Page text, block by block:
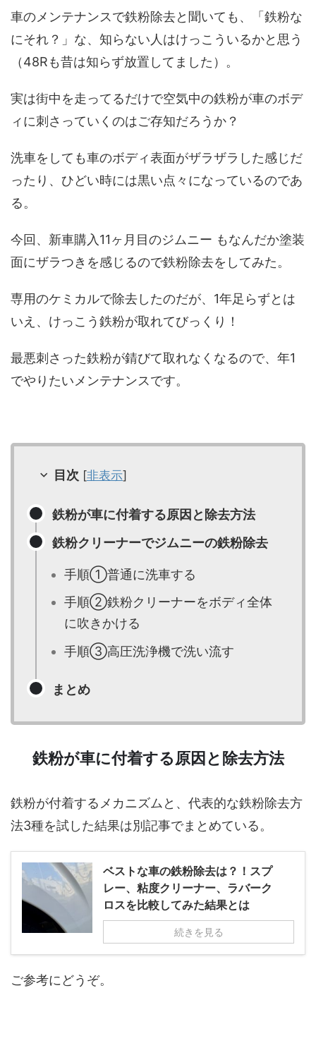
車のメンテナンスで鉄粉除去と聞いても、「鉄粉な
にそれ？」な、知らない人はけっこういるかと思う
（48Rも昔は知らず放置してました）。
実は街中を走ってるだけで空気中の鉄粉が車のボデ
ィに刺さっていくのはご存知だろうか？
洗車をしても車のボディ表面がザラザラした感じだ
ったり、ひどい時には黒い点々になっているのであ
る。
今回、新車購入11ヶ月目のジムニー もなんだか塗装
面にザラつきを感じるので鉄粉除去をしてみた。
専用のケミカルで除去したのだが、 1年足らずとは
いえ、けっこう鉄粉が取れてびっくり！
最悪刺さった鉄粉が錆びて取れなくなるので、年1
でやりたいメンテナンスです。
目次 [非表示]
鉄粉が車に付着する原因と除去方法
鉄粉クリーナーでジムニーの鉄粉除去
手順①普通に洗車する
手順②鉄粉クリーナーをボディ全体
に吹きかける
手順③高圧洗浄機で洗い流す
まとめ
鉄粉が車に付着する原因と除去方法
鉄粉が付着するメカニズムと、代表的な鉄粉除去方
法3種を試した結果は別記事でまとめている。
ベストな車の鉄粉除去は？！スプ
レー、粘度クリーナー、ラバーク
ロスを比較してみた結果とは
続きを見る
ご参考にどうぞ。